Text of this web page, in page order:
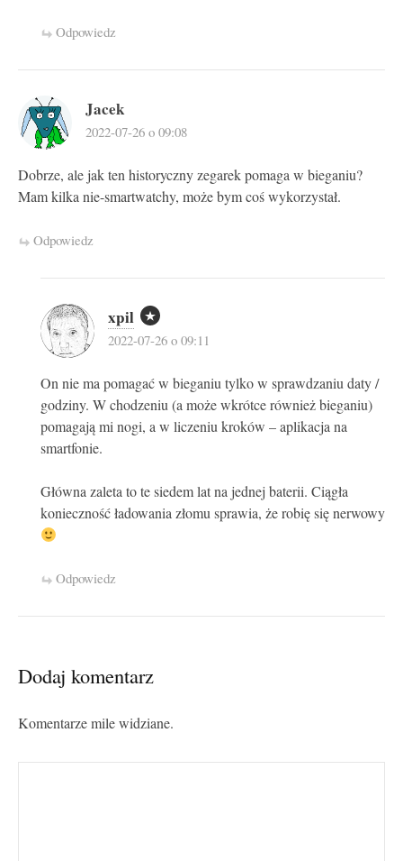
Odpowiedz
Jacek
2022-07-26 o 09:08
Dobrze, ale jak ten historyczny zegarek pomaga w bieganiu?
Mam kilka nie-smartwatchy, może bym coś wykorzystał.
Odpowiedz
xpil
2022-07-26 o 09:11
On nie ma pomagać w bieganiu tylko w sprawdzaniu daty /
godziny. W chodzeniu (a może wkrótce również bieganiu)
pomagają mi nogi, a w liczeniu kroków – aplikacja na
smartfonie.
Główna zaleta to te siedem lat na jednej baterii. Ciągła
konieczność ładowania złomu sprawia, że robię się nerwowy
Odpowiedz
Dodaj komentarz
Komentarze mile widziane.